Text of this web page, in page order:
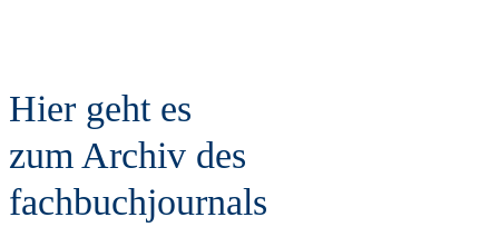
Hier geht es
zum Archiv des
fachbuchjournals